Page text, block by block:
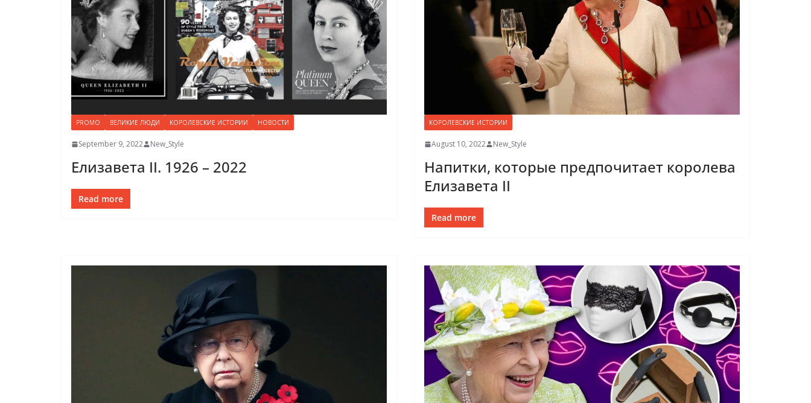
PROMO ВЕЛИКИЕ ЛЮДИ КОРОЛЕВСКИЕ ИСТОРИИ НОВОСТИ
September 9, 2022 New_Style
Елизавета II. 1926 – 2022
Read more
КОРОЛЕВСКИЕ ИСТОРИИ
August 10, 2022 New_Style
Напитки, которые предпочитает королева
Елизавета II
Read more